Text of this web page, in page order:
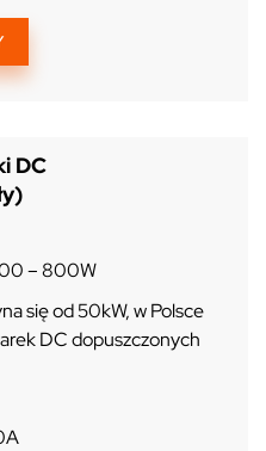
DC
– 800W
się od 50kW, w Polsce
DC dopuszczonych